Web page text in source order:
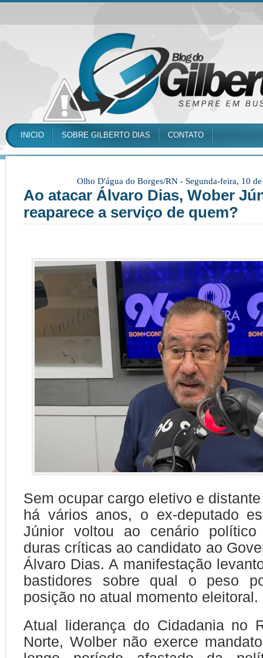
INICIO SOBRE GILBERTO DIAS CONTATO
Olho D'água do Borges/RN - Segunda-feira, 10
Ao atacar Álvaro Dias, Wober
reaparece a serviço de quem?
Sem ocupar cargo eletivo e
há vários anos, o ex-deputado
Júnior voltou ao cenário político
duras críticas ao candidato ao
Álvaro Dias. A manifestação
bastidores sobre qual o peso
posição no atual momento eleitoral.
Atual liderança do Cidadania no
Norte, Wolber não exerce